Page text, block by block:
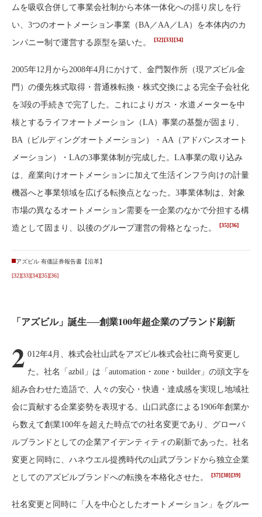
ムを吸収合併して事業会社制から本体一体化への揺り戻しを行
い、3つのオートメーション事業（BA／AA／LA）を本体内のカ
ンパニー制で運営する原型を築いた。
[32] [33] [34]
2005年12月から2008年4月にかけて、金門製作所（現アズビル金
門）の優先株式取得・普通株転換・株式交換による完全子会社化
を3段の手続きで完了した。これによりガス・水道メーターを中
核とするライフオートメーション（LA）事業の基盤が固まり、
BA（ビルディングオートメーション）・AA（アドバンスオート
メーション）・LAの3事業体制が完成した。LA事業の取り込み
は、産業向けオートメーションに加えて生活インフラ向けの計量
機器へと事業領域を広げる転換点となった。3事業体制は、対象
市場の異なるオートメーション需要を一企業のなかで分担する構
造として固まり、以後のグループ運営の骨格となった。
[35] [36]
アズビル 有価証券報告書【沿革】
[32][33][34][35][36]
「アズビル」誕生──創業100年超企業のブランド刷新
2 012年4月、株式会社山武をアズビル株式会社に商号変更し
た。社名「azbil」は「automation・zone・builder」の頭文字を
組み合わせた造語で、人々の安心・快適・達成感を実現し地域社
会に貢献する企業姿勢を表現する。山口武彦による1906年創業か
ら数えて創業100年を超えた時点での社名変更であり、グローバ
ルブランドとしての企業アイデンティティの刷新であった。社名
変更と同時に、ハネウエル提携時代の山武ブランドから独立企業
としてのアズビルブランドへの転換を本格化させた。
[37][38][39]
社名変更と同時に「人を中心としたオートメーション」をグルー